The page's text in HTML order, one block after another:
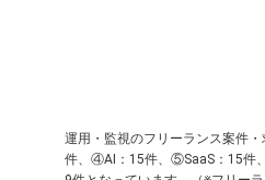
運用・監視のフリーランス案件
件、④AI：15件、⑤SaaS：15件